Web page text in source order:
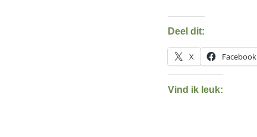
Deel dit:
X Facebook
Vind ik leuk: